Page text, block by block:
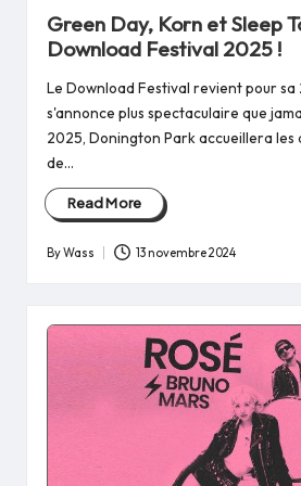
Green Day, Korn et Sleep
Download Festival 2025 !
Le Download Festival revient pour
s'annonce plus spectaculaire que
2025, Donington Park accueillera
de…
Read More
Posted
ByWass 13 novembre 2024